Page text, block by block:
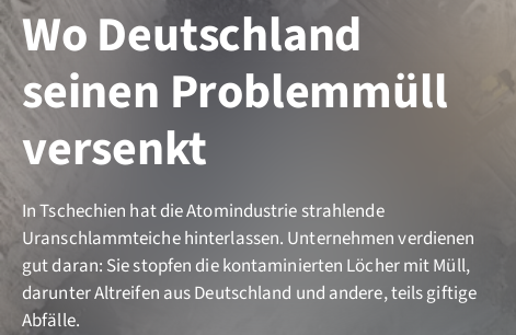
Wo Deutschland
seinen Problemmüll
versenkt
In Tschechien hat die Atomindustrie strahlende
Uranschlammteiche hinterlassen. Unternehmen verdienen
gut daran: Sie stopfen die kontaminierten Löcher mit Müll,
darunter Altreifen aus Deutschland und andere, teils giftige
Abfälle.